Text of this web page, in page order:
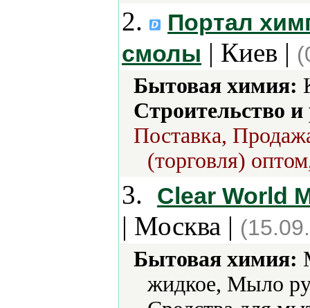
2.
Портал
смолы | Киев |
Бытовая химия:
Строительство
Поставка,
(торговля)
3. Clear World
| Москва |
Бытовая химия:
жидкое, Мыло